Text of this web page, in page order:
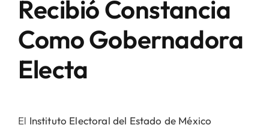
Recibió Constancia
Como Gobernadora
Electa
El Instituto Electoral del Estado de México